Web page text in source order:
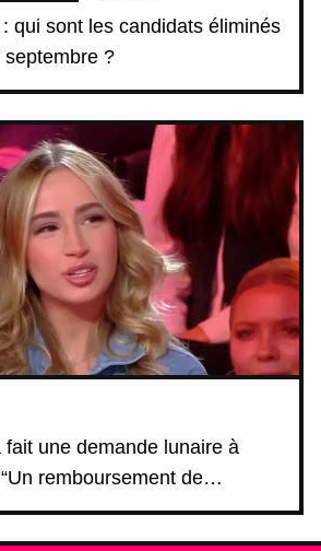
qui sont les candidats éliminés
?
une demande lunaire à
remboursement de…